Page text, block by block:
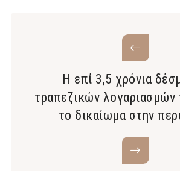
Η επί 3,5 χρόνια
τραπεζικών λογαριασμών
το δικαίωμα στην